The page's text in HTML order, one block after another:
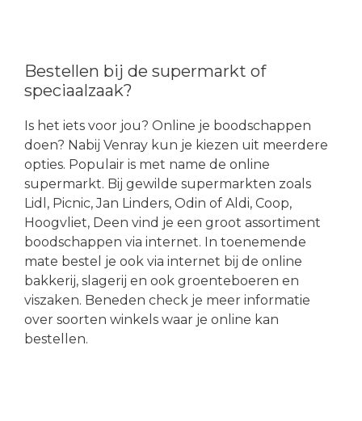
Bestellen bij de supermarkt of
speciaalzaak?
Is het iets voor jou? Online je boodschappen
doen? Nabij Venray kun je kiezen uit meerdere
opties. Populair is met name de online
supermarkt. Bij gewilde supermarkten zoals
Lidl, Picnic, Jan Linders, Odin of Aldi, Coop,
Hoogvliet, Deen vind je een groot assortiment
boodschappen via internet. In toenemende
mate bestel je ook via internet bij de online
bakkerij, slagerij en ook groenteboeren en
viszaken. Beneden check je meer informatie
over soorten winkels waar je online kan
bestellen.